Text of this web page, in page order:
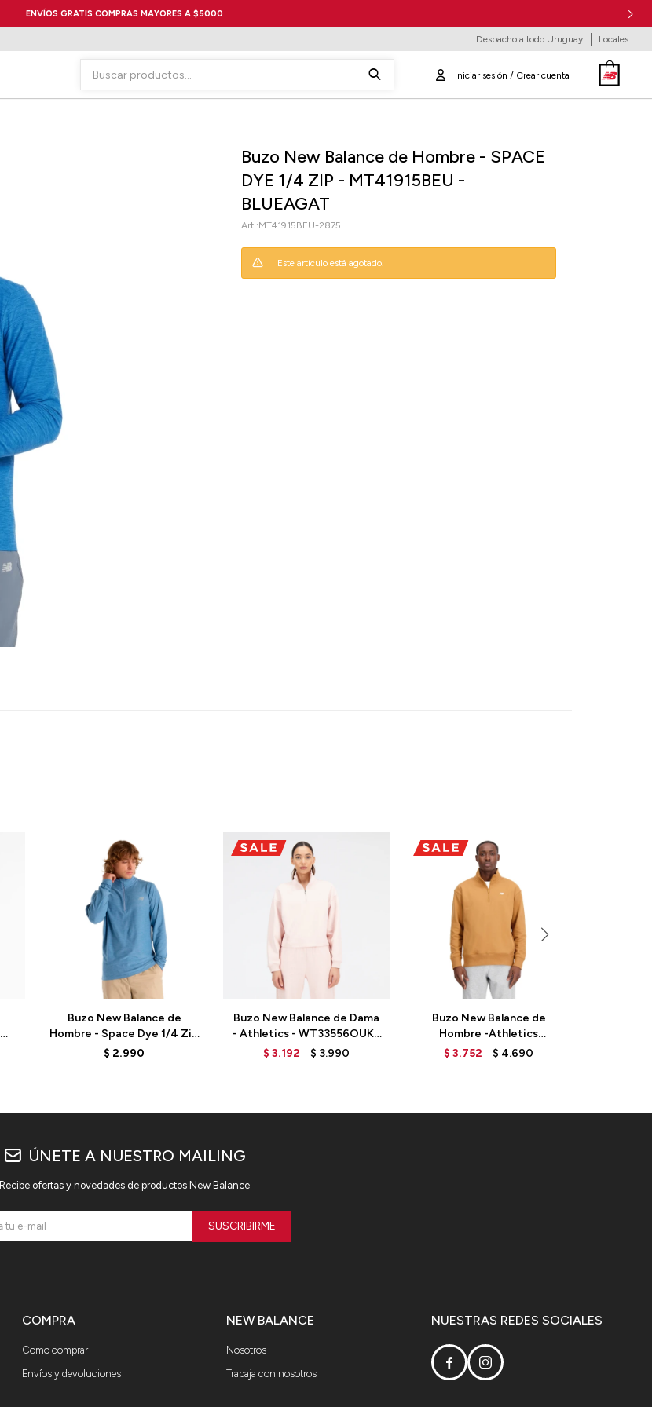
ENVÍOS GRATIS COMPRAS MAYORES A $5000
Despacho a todo Uruguay Locales
Buzo New Balance de Hombre - SPACE
DYE 1/4 ZIP - MT41915BEU -
BLUEAGAT
MT41915BEU-2875
Este artículo está agotado.
Buzo New Balance de
Hombre - Space Dye 1/4 Zip
- MT41915DSW - BLUE
$ 2.990
Buzo New Balance de Dama
- Athletics - WT33556OUK -
PINK
$ 3.192 $3.990
Buzo New Balance de
Hombre -Athletics
Remastered- MT31501TOB
$ 3.752 $4.690
NEW BALANCE
Nosotros
Trabaja con nosotros
COMPRA
Como comprar
Envíos y devoluciones
NUESTRAS REDES SOCIALES
 
ÚNETE A NUESTRO MAILING
Recibe ofertas y novedades de productos New Balance
SUSCRIBIRME